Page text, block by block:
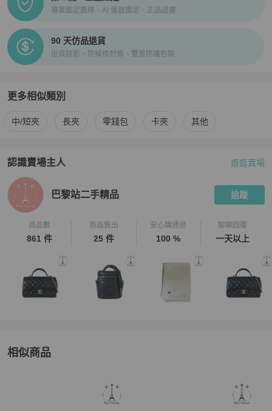
專業鑑定團隊、AI 儀器鑑定、正品證書
90 天仿品退貨
出貨錄影、防掉換封條、雙重防護包裝
更多相似類別
更多Chanel 女士錢包 / 小皮件相似商品推薦
中/短夾 長夾 零錢包 卡夾 其他
認識賣場主人
PopChill 拍拍圈嚴選賣家
逛逛賣場
巴黎站二手精品 追蹤
商品數
861 件
商品售出
25 件
安心購通過
100 %
聊聊回覆
一天以上
相似商品